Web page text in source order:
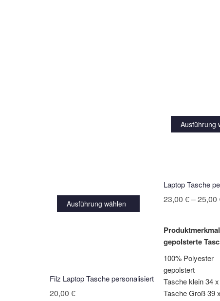
Ausführung wählen
Filz Laptop Tasche personalisiert
20,00 €
Ausführung
Laptop Tasche
23,00€–25,00
gepolsterte
100% Polyester
gepolstert
Tasche klein 34
Tasche Groß 39